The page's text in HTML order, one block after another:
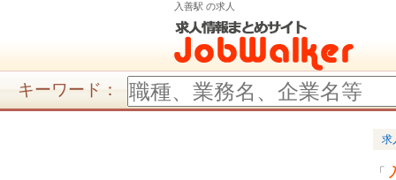
入善駅 の求人
キーワード：
求